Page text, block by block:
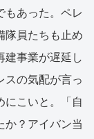
もあった。ペレ
隊員たちも止め
建事業が遅延し
スの気配が言っ
にこいと。「自
か？アイバン当